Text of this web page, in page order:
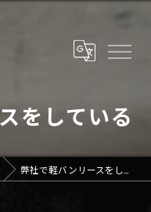
をしている
弊社で軽バンリースをしている車...